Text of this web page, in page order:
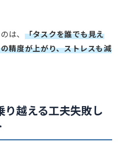
は、 「タスクを誰でも見え
精度が上がり、ストレスも減
り越える工夫失敗し